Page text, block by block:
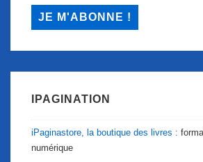
IPAGINATION
iPaginastore, la boutique des livres :
numérique